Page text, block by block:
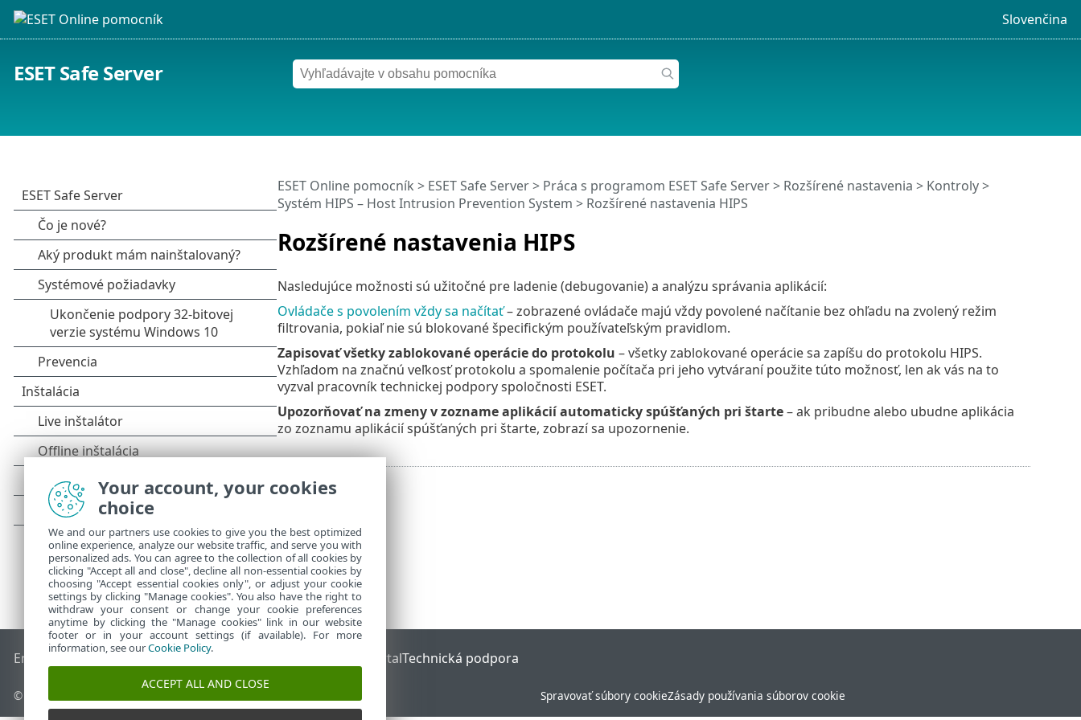
Slovenčina
ESET Safe Server
Rozšírené nastavenia HIPS
ESET Online pomocník > ESET Safe Server> Práca s programom ESET Safe Server> Rozšírené nastavenia > Kontroly>
Systém HIPS – Host Intrusion Prevention System > Rozšírené nastavenia HIPS
Nasledujúce možnosti sú užitočné pre ladenie (debugovanie) a analýzu správania aplikácií:
Ovládače s povolením vždy sa načítať– zobrazené ovládače majú vždy povolené načítanie bez ohľadu na zvolený režim
filtrovania, pokiaľ nie sú blokované špecifickým používateľským pravidlom.
Zapisovať všetky zablokované operácie do protokolu – všetky zablokované operácie sa zapíšu do protokolu HIPS.
Vzhľadom na značnú veľkosť protokolu a spomalenie počítača pri jeho vytváraní použite túto možnosť, len ak vás na to
vyzval pracovník technickej podpory spoločnosti ESET.
Upozorňovať na zmeny v zozname aplikácií automaticky spúšťaných pri štarte– ak pribudne alebo ubudne aplikácia
zo zoznamu aplikácií spúšťaných pri štarte, zobrazí sa upozornenie.
End of Life Databáza znalostí ESET ESET Status PortalTechnická podpora
© 1992 - 2026 ESET, spol. s r. o. Všetky práva vyhradené. Spravovať súbory cookieZásady používania súborov cookie
Your account, your cookies
choice
We and our partners use cookies to give you the best optimized
online experience, analyze our website traffic, and serve you with
personalized ads. You can agree to the collection of all cookies by
clicking "Accept all and close", decline all non-essential cookies by
choosing "Accept essential cookies only", or adjust your cookie
settings by clicking "Manage cookies". You also have the right to
withdraw your consent or change your cookie preferences
anytime by clicking the "Manage cookies" link in our website
footer or in your account settings (if available). For more
information, see ourCookie Policy.
ACCEPT ALL AND CLOSE